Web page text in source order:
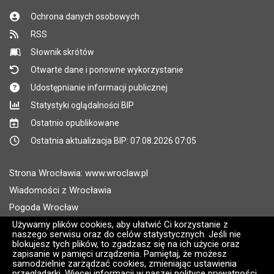
Używamy plików cookies, aby ułatwić Ci korzystanie z
naszego serwisu oraz do celów statystycznych. Jeśli nie
blokujesz tych plików, to zgadzasz się na ich użycie oraz
zapisanie w pamięci urządzenia. Pamiętaj, że możesz
samodzielnie zarządzać cookies, zmieniając ustawienia
Ochrona danych osobowych
RSS
Słownik skrótów
Otwarte dane i ponowne wykorzystanie
Udostępnianie informacji publicznej
Statystyki oglądalności BIP
Ostatnio opublikowane
Ostatnia aktualizacja BIP: 07.08.2026 07:05
Strona Wrocławia: www.wroclaw.pl
Wiadomości z Wrocławia
Pogoda Wrocław
Rozkłady jazdy MPK Wrocław
Administratorem wroclaw.pl jest: ARAW
Wersja systemu: 2.8.30.09